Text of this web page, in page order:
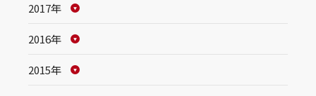
2017年
2016年
2015年